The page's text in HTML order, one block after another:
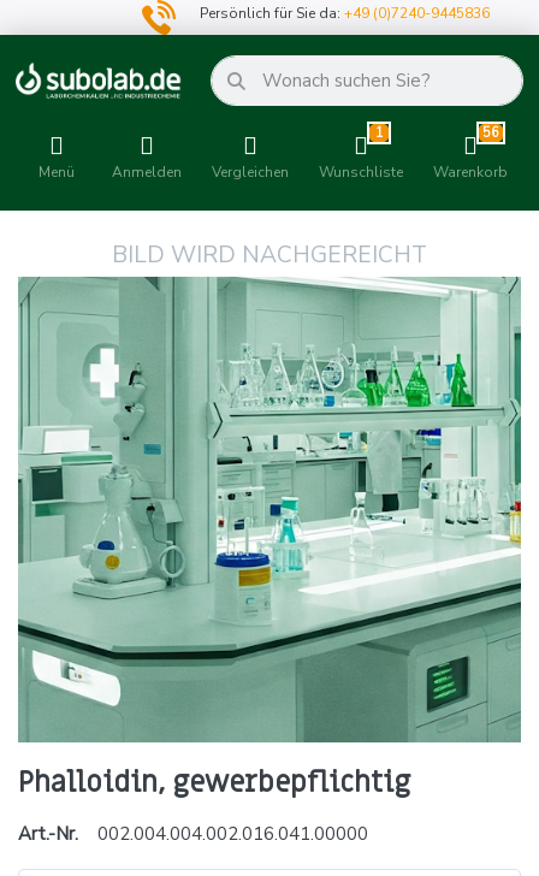
Persönlich für Sie da:+49 (0)7240-9445836
Menü Anmelden Vergleichen
1
Wunschliste
56
Warenkorb
Phalloidin, gewerbepflichtig
Art.-Nr. 002.004.004.002.016.041.00000